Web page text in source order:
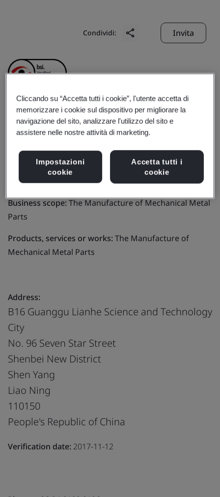
Condividi: Invita
Shenyang Yifeng
Aviation Machinery Co.,
Ltd.
Business scope:The Manufacture of Mechanical Metal
Parts
Products, services or works:The Manufacture of
Mechanical Metal Parts
Address:
B16 Guanggu Lianhe Science and Technology
City
No. 96 Seven Star Street
Shenbei New District
Shen Yang
Liao Ning
110150
People's Republic of China
Verification date: 2017-11-12
Cliccando su “Accetta tutti i cookie”, l'utente accetta di
memorizzare i cookie sul dispositivo per migliorare la
navigazione del sito, analizzare l'utilizzo del sito e
assistere nelle nostre attività di marketing.
Impostazioni
cookie
Accetta tutti i
cookie